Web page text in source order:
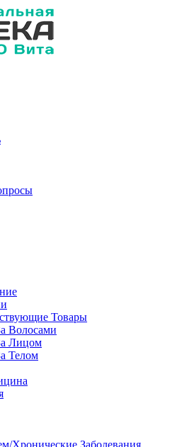
Товары
Волосами
Лицом
Телом
Хронические Заболевания